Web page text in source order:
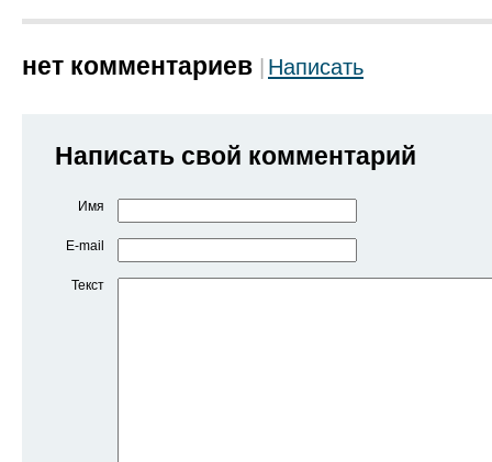
нет комментариев Написать
Написать свой комментарий
Имя
E-mail
Текст